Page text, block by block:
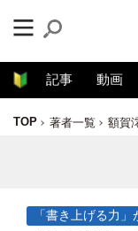
記事 動画
TOP 著者一覧 額賀
「書き上げる力